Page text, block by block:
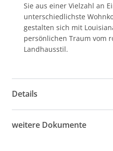
Sie aus einer Vielzahl an
unterschiedlichste
gestalten sich mit
persönlichen Traum vom
Landhausstil.
Details
weitere Dokumente